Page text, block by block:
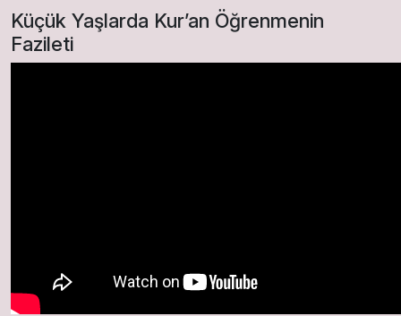
Küçük Yaşlarda Kur’an Öğrenmenin
Fazileti